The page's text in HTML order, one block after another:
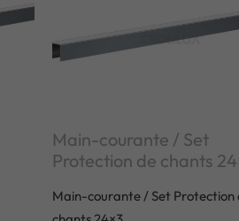
Main-courante / Set
Protection de chants
Main-courante / Set Protection